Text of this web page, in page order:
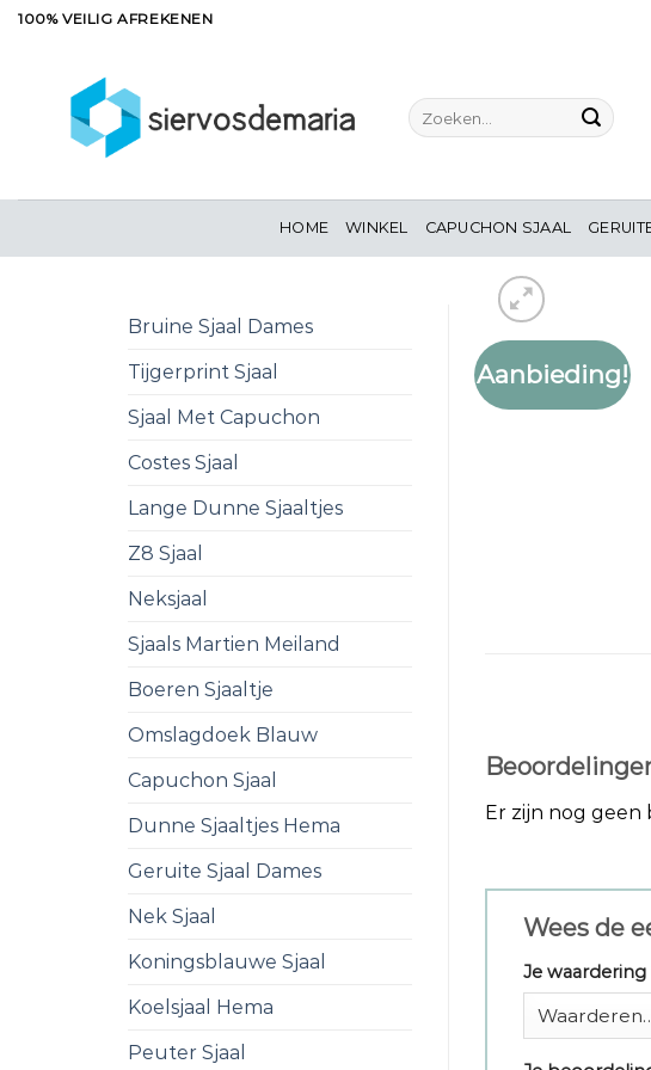
Ga100% VEILIG AFREKENEN
Zoeken
naar:
HOME WINKEL CAPUCHON SJAAL
Bruine Sjaal Dames
Tijgerprint Sjaal
Sjaal Met Capuchon
Costes Sjaal
Lange Dunne Sjaaltjes
Z8 Sjaal
Neksjaal
Sjaals Martien Meiland
Boeren Sjaaltje
Omslagdoek Blauw
Capuchon Sjaal
Dunne Sjaaltjes Hema
Geruite Sjaal Dames
Nek Sjaal
Koningsblauwe Sjaal
Koelsjaal Hema
Peuter Sjaal
Aanbieding!
Er zijn nog geen
Wees de
Je waardering